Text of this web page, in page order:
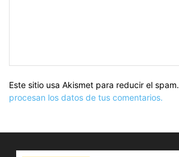
Este sitio usa Akismet para reducir el spam.
procesan los datos de tus comentarios.